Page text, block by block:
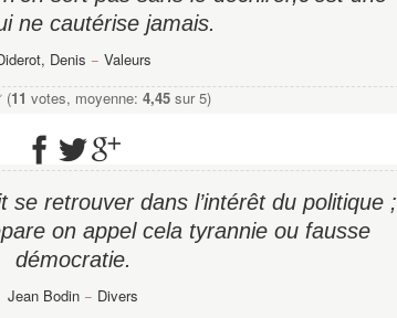
ne cautérise jamais.
Denis − Valeurs
(11 votes, moyenne: 4,45sur 5)
se retrouver dans l’intérêt du politique ;
on appel cela tyrannie ou fausse
démocratie.
Jean Bodin − Divers